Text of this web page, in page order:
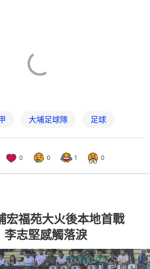
大埔足球隊 足球
0 0 1 0
宏福苑大火後本地首戰
志堅感觸落淚